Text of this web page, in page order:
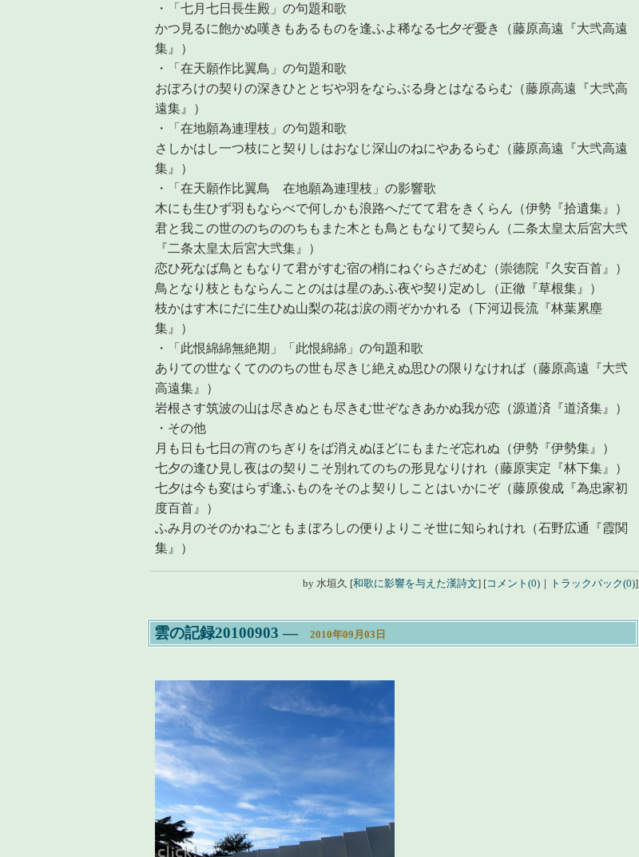
・「七月七日長生殿」の句題和歌
かつ見るに飽かぬ嘆きもあるものを逢ふよ稀なる七夕ぞ憂き（藤原高遠『大弐高遠
集』）
・「在天願作比翼鳥」の句題和歌
おぼろけの契りの深きひととぢや羽をならぶる身とはなるらむ（藤原高遠『大弐高
遠集』）
・「在地願為連理枝」の句題和歌
さしかはし一つ枝にと契りしはおなじ深山のねにやあるらむ（藤原高遠『大弐高遠
集』）
・「在天願作比翼鳥 在地願為連理枝」の影響歌
木にも生ひず羽もならべで何しかも浪路へだてて君をきくらん（伊勢『拾遺集』）
君と我この世ののちののちもまた木とも鳥ともなりて契らん（二条太皇太后宮大弐
『二条太皇太后宮大弐集』）
恋ひ死なば鳥ともなりて君がすむ宿の梢にねぐらさだめむ（崇徳院『久安百首』）
鳥となり枝ともならんことのはは星のあふ夜や契り定めし（正徹『草根集』）
枝かはす木にだに生ひぬ山梨の花は涙の雨ぞかかれる（下河辺長流『林葉累塵
集』）
・「此恨綿綿無絶期」「此恨綿綿」の句題和歌
ありての世なくてののちの世も尽きじ絶えぬ思ひの限りなければ（藤原高遠『大弐
高遠集』）
岩根さす筑波の山は尽きぬとも尽きむ世ぞなきあかぬ我が恋（源道済『道済集』）
・その他
月も日も七日の宵のちぎりをば消えぬほどにもまたぞ忘れぬ（伊勢『伊勢集』）
七夕の逢ひ見し夜はの契りこそ別れてのちの形見なりけれ（藤原実定『林下集』）
七夕は今も変はらず逢ふものをそのよ契りしことはいかにぞ（藤原俊成『為忠家初
度百首』）
ふみ月のそのかねごともまぼろしの便りよりこそ世に知られけれ（石野広通『霞関
集』）
by 水垣久 [和歌に影響を与えた漢詩文] [コメント(0) ｜ トラックバック(0)]
雲の記録20100903 ― 2010年09月03日